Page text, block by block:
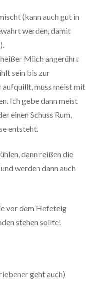
(kann auch gut in
werden, damit
Milch angerührt
sein bis zur
aufquillt, muss meist mit
Ich gebe dann meist
einen Schuss Rum,
entsteht.
dann reißen die
werden dann auch
vor dem Hefeteig
stehen sollte!
geht auch)